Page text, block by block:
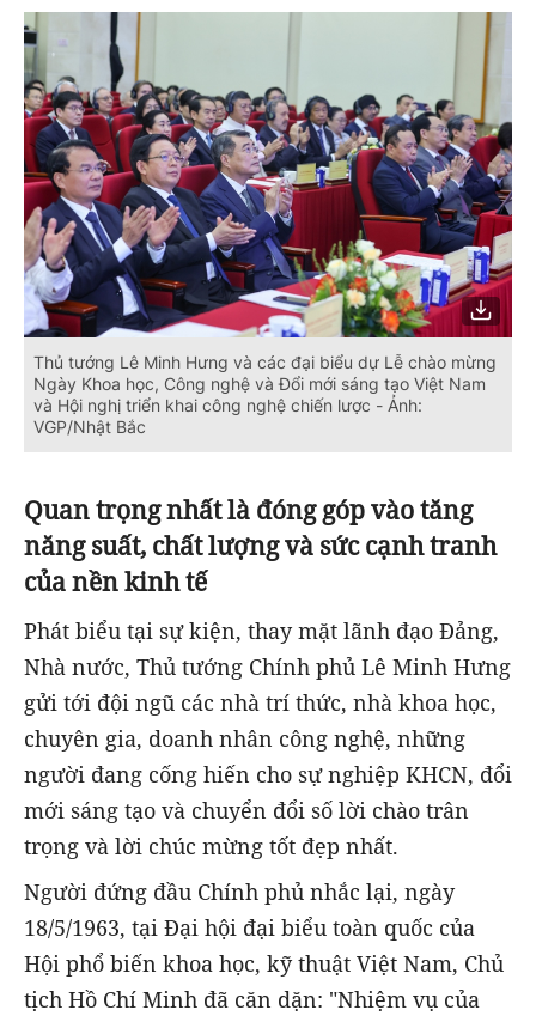
Thủ tướng Lê Minh Hưng và các đại biểu dự Lễ chào mừng
Ngày Khoa học, Công nghệ và Đổi mới sáng tạo Việt Nam
và Hội nghị triển khai công nghệ chiến lược - Ảnh:
VGP/Nhật Bắc
Quan trọng nhất là đóng góp vào tăng
năng suất, chất lượng và sức cạnh tranh
của nền kinh tế
Phát biểu tại sự kiện, thay mặt lãnh đạo Đảng,
Nhà nước, Thủ tướng Chính phủ Lê Minh Hưng
gửi tới đội ngũ các nhà trí thức, nhà khoa học,
chuyên gia, doanh nhân công nghệ, những
người đang cống hiến cho sự nghiệp KHCN, đổi
mới sáng tạo và chuyển đổi số lời chào trân
trọng và lời chúc mừng tốt đẹp nhất.
Người đứng đầu Chính phủ nhắc lại, ngày
18/5/1963, tại Đại hội đại biểu toàn quốc của
Hội phổ biến khoa học, kỹ thuật Việt Nam, Chủ
tịch Hồ Chí Minh đã căn dặn: "Nhiệm vụ của